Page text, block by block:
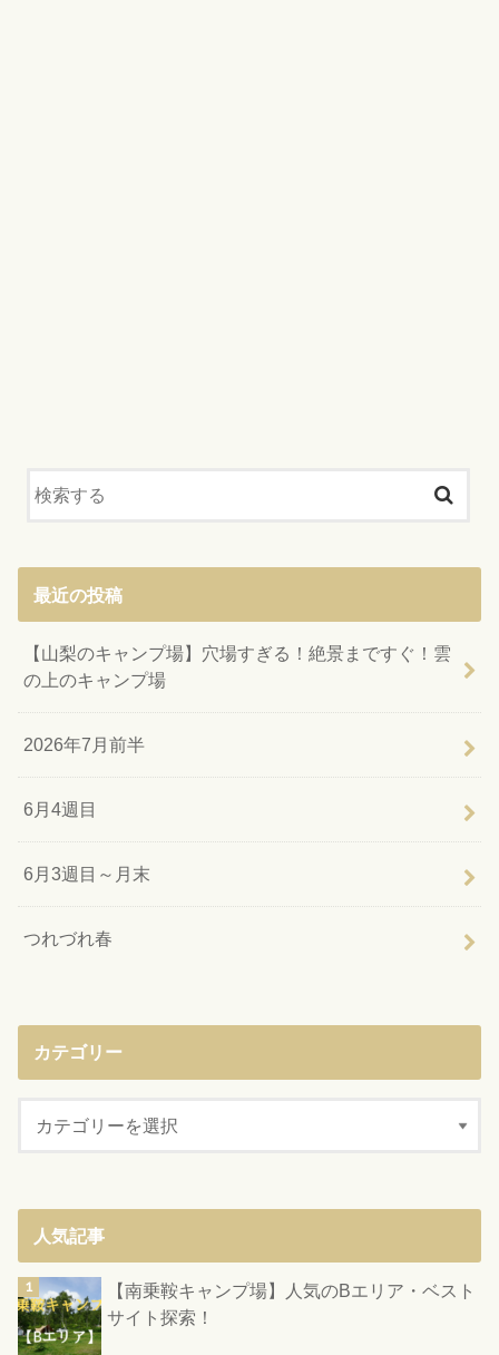
最近の投稿
【山梨のキャンプ場】穴場すぎる！絶景まですぐ！雲
の上のキャンプ場
2026年7月前半
6月4週目
6月3週目～月末
つれづれ春
カテゴリー
人気記事
【南乗鞍キャンプ場】人気のBエリア・ベスト
サイト探索！